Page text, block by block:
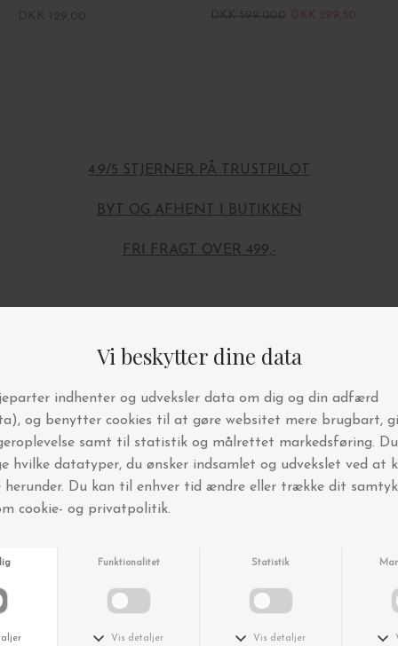
4.9/5 STJERNER PÅ TRUSTPILOT
BYT OG AFHENT I BUTIKKEN
FRI FRAGT OVER 499,-
Andre købte også